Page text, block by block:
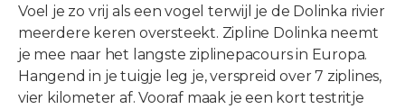
Voel je zo vrij als een vogel terwijl je de Dolinka rivier
meerdere keren oversteekt. Zipline Dolinka neemt
je mee naar het langste ziplinepacours in Europa.
Hangend in je tuigje leg je, verspreid over 7 ziplines,
vier kilometer af. Vooraf maak je een kort testritje